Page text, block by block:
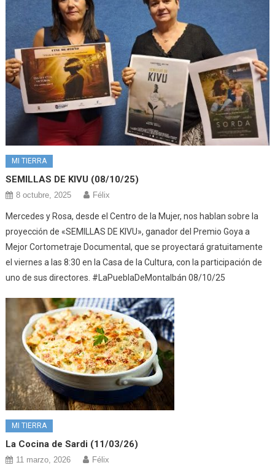
MI TIERRA
SEMILLAS DE KIVU (08/10/25)
8 octubre, 2025 Félix
Mercedes y Rosa, desde el Centro de la Mujer, nos hablan sobre la
proyección de «SEMILLAS DE KIVU», ganador del Premio Goya a
Mejor Cortometraje Documental, que se proyectará gratuitamente
el viernes a las 8:30 en la Casa de la Cultura, con la participación de
uno de sus directores. #LaPueblaDeMontalbán 08/10/25
MI TIERRA
La Cocina de Sardi (11/03/26)
11 marzo, 2026 Félix